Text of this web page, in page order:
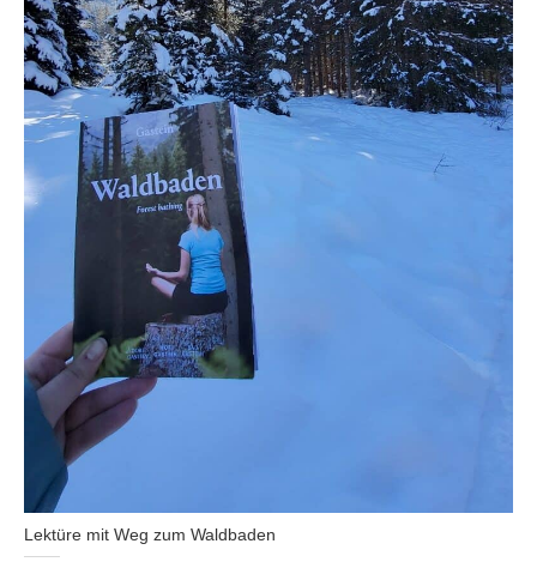
Lektüre mit Weg zum Waldbaden